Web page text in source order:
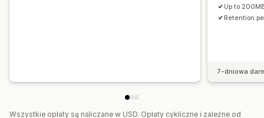
Up to
Retention
7-dniowa
Wszystkie opłaty są naliczane w USD. Opłaty cykliczne i zależne od